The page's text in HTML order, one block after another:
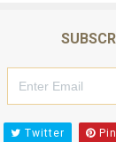
Twitter